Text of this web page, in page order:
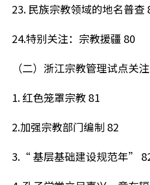
23. 民族宗教领域的地名普查
24.特别关注：宗教援疆 80
（二）浙江宗教管理试点关
1. 红色笼罩宗教 81
2.加强宗教部门编制 82
3.“ 基层基础建设规范年”